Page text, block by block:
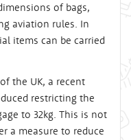
of bags,
aviation rules. In
items can be carried
the UK, a recent
restricting the
to 32kg. This is not
a measure to reduce